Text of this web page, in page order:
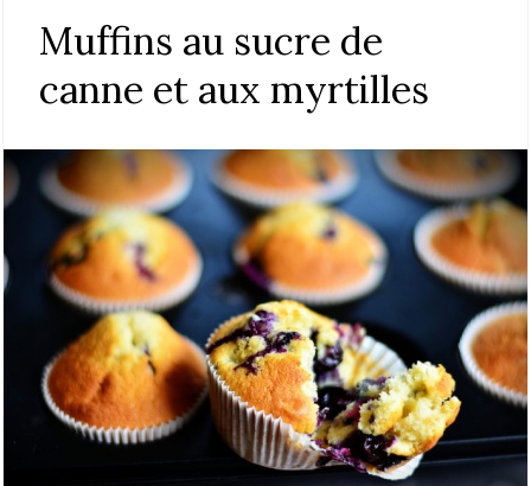
Muffins au sucre de
canne et aux myrtilles